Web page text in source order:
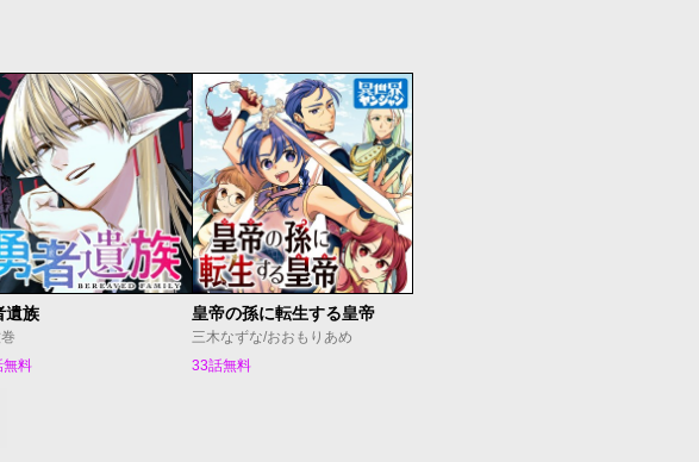
遺族
無料
皇帝の孫に転生する皇帝
三木なずな/おおもりあめ
33話無料